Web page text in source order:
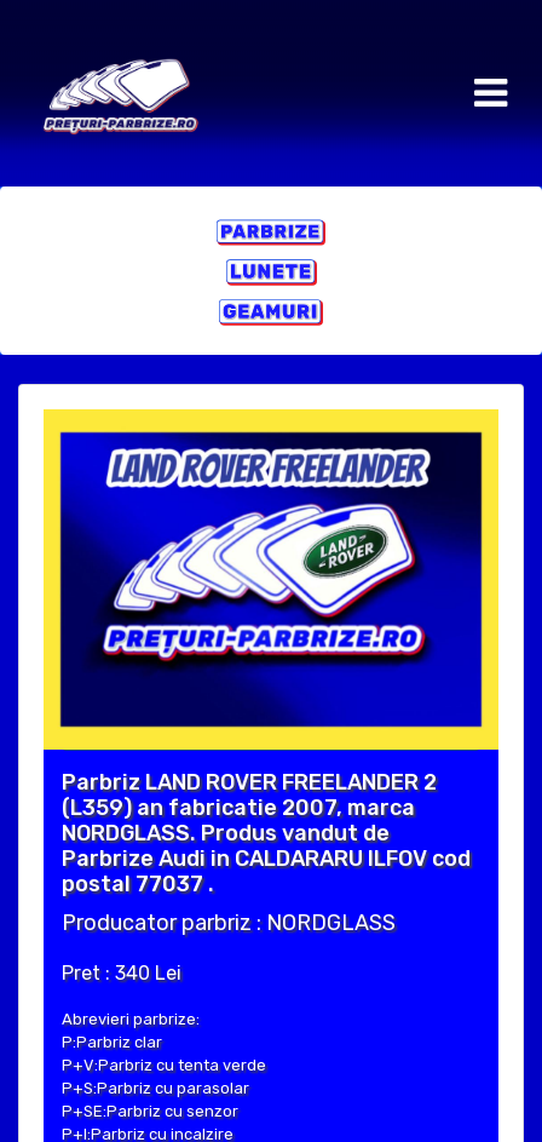
Parbriz LAND ROVER FREELANDER 2
(L359) an fabricatie 2007, marca
NORDGLASS. Produs vandut de
Parbrize Audi in CALDARARU ILFOV cod
postal 77037 .
Producator parbriz : NORDGLASS
Pret : 340 Lei
Abrevieri parbrize:
P:Parbriz clar
P+V:Parbriz cu tenta verde
P+S:Parbriz cu parasolar
P+SE:Parbriz cu senzor
P+I:Parbriz cu incalzire